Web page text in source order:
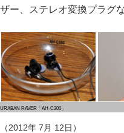
ザー、ステレオ変換プラグ
URABAN RAVER「AH-C300」
（2012年 7月 12日）